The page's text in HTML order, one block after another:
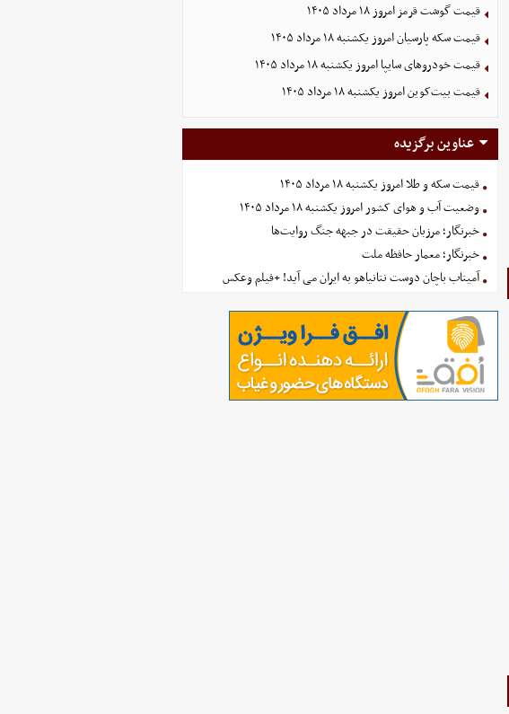
قیمت گوشت قرمز امروز ۱۸ مرداد ۱۴۰۵
قیمت سکه پارسیان امروز یکشنبه ۱۸ مرداد ۱۴۰۵
قیمت خودرو‌های سایپا امروز یکشنبه ۱۸ مرداد ۱۴۰۵
قیمت بیت‌کوین امروز یکشنبه ۱۸ مرداد ۱۴۰۵
عناوین برگزیده
قیمت سکه و طلا امروز یکشنبه ۱۸ مرداد ۱۴۰۵
وضعیت آب و هوای کشور امروز یکشنبه ۱۸ مرداد ۱۴۰۵
خبرنگار؛ مرزبان حقیقت در جبهه جنگ روایت‌ها
خبرنگار؛ معمار حافظه ملت
آمیتاب باچان دوست نتانیاهو به ایران می آید! +فیلم وعکس